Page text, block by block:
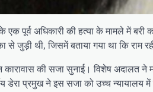
पूर्व अधिकारी की हत्या के मामले में
जुड़ी थी, जिसमें बताया गया था कि राम
की सजा सुनाई। विशेष अदालत ने
प्रमुख ने इस सजा को उच्च न्यायालय में